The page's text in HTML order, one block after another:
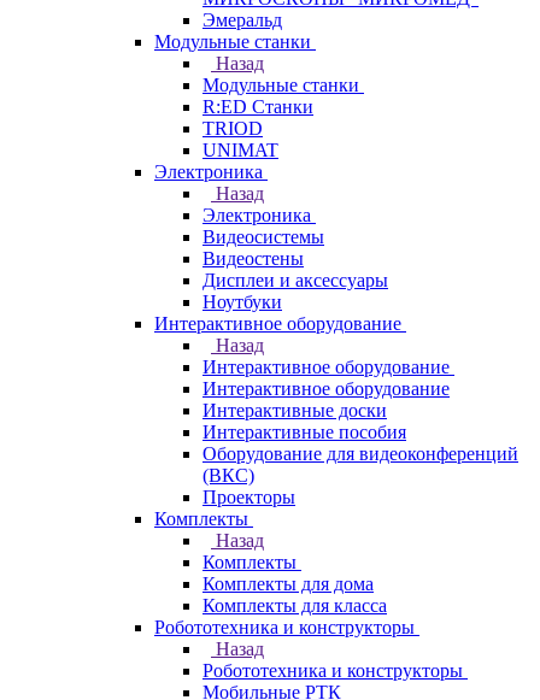
Эмеральд
Модульные станки
Назад
Модульные станки
R:ED Станки
TRIOD
UNIMAT
Электроника
Назад
Электроника
Видеосистемы
Видеостены
Дисплеи и аксессуары
Ноутбуки
Интерактивное оборудование
Назад
Интерактивное оборудование
Интерактивное оборудование
Интерактивные доски
Интерактивные пособия
Оборудование для видеоконференций
(ВКС)
Проекторы
Комплекты
Назад
Комплекты
Комплекты для дома
Комплекты для класса
Робототехника и конструкторы
Назад
Робототехника и конструкторы
Мобильные РТК